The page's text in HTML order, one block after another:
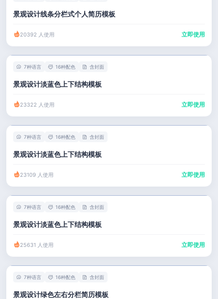
景观设计线条分栏式个人简历模板
20392 人使用 立即使用
7种语言 16种配色 含封面
景观设计淡蓝色上下结构模板
23322 人使用 立即使用
7种语言 16种配色 含封面
景观设计淡蓝色上下结构模板
23109 人使用 立即使用
7种语言 16种配色 含封面
景观设计淡蓝色上下结构模板
25631 人使用 立即使用
7种语言 16种配色 含封面
景观设计绿色左右分栏简历模板